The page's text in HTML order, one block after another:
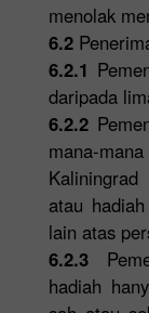
menolak
6.2
6.2.1
daripada
6.2.2
mana-
atau
lain atas
6.2.3
hadiah